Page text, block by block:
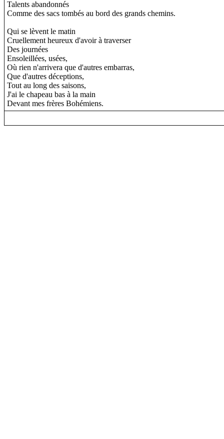
Talents abandonnés
Comme des sacs tombés au bord des grands chemins.
Qui se lèvent le matin
Cruellement heureux d'avoir à traverser
Des journées
Ensoleillées, usées,
Où rien n'arrivera que d'autres embarras,
Que d'autres déceptions,
Tout au long des saisons,
J'ai le chapeau bas à la main
Devant mes frères Bohémiens.